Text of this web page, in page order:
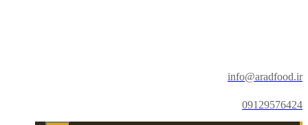
info@aradfood.ir
09129576424